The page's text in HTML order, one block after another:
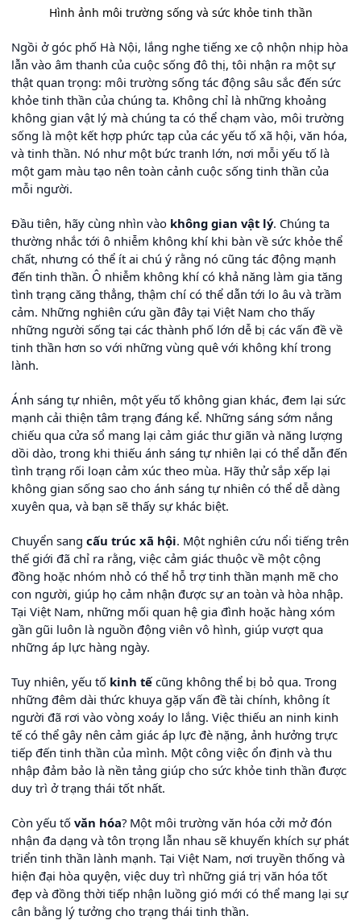
Hình ảnh môi trường sống và sức khỏe tinh thần
Ngồi ở góc phố Hà Nội, lắng nghe tiếng xe cộ nhộn nhịp hòa
lẫn vào âm thanh của cuộc sống đô thị, tôi nhận ra một sự
thật quan trọng: môi trường sống tác động sâu sắc đến sức
khỏe tinh thần của chúng ta. Không chỉ là những khoảng
không gian vật lý mà chúng ta có thể chạm vào, môi trường
sống là một kết hợp phức tạp của các yếu tố xã hội, văn hóa,
và tinh thần. Nó như một bức tranh lớn, nơi mỗi yếu tố là
một gam màu tạo nên toàn cảnh cuộc sống tinh thần của
mỗi người.
Đầu tiên, hãy cùng nhìn vào không gian vật lý. Chúng ta
thường nhắc tới ô nhiễm không khí khi bàn về sức khỏe thể
chất, nhưng có thể ít ai chú ý rằng nó cũng tác động mạnh
đến tinh thần. Ô nhiễm không khí có khả năng làm gia tăng
tình trạng căng thẳng, thậm chí có thể dẫn tới lo âu và trầm
cảm. Những nghiên cứu gần đây tại Việt Nam cho thấy
những người sống tại các thành phố lớn dễ bị các vấn đề về
tinh thần hơn so với những vùng quê với không khí trong
lành.
Ánh sáng tự nhiên, một yếu tố không gian khác, đem lại sức
mạnh cải thiện tâm trạng đáng kể. Những sáng sớm nắng
chiếu qua cửa sổ mang lại cảm giác thư giãn và năng lượng
dồi dào, trong khi thiếu ánh sáng tự nhiên lại có thể dẫn đến
tình trạng rối loạn cảm xúc theo mùa. Hãy thử sắp xếp lại
không gian sống sao cho ánh sáng tự nhiên có thể dễ dàng
xuyên qua, và bạn sẽ thấy sự khác biệt.
Chuyển sang cấu trúc xã hội. Một nghiên cứu nổi tiếng trên
thế giới đã chỉ ra rằng, việc cảm giác thuộc về một cộng
đồng hoặc nhóm nhỏ có thể hỗ trợ tinh thần mạnh mẽ cho
con người, giúp họ cảm nhận được sự an toàn và hòa nhập.
Tại Việt Nam, những mối quan hệ gia đình hoặc hàng xóm
gần gũi luôn là nguồn động viên vô hình, giúp vượt qua
những áp lực hàng ngày.
Tuy nhiên, yếu tố kinh tếcũng không thể bị bỏ qua. Trong
những đêm dài thức khuya gặp vấn đề tài chính, không ít
người đã rơi vào vòng xoáy lo lắng. Việc thiếu an ninh kinh
tế có thể gây nên cảm giác áp lực đè nặng, ảnh hưởng trực
tiếp đến tinh thần của mình. Một công việc ổn định và thu
nhập đảm bảo là nền tảng giúp cho sức khỏe tinh thần được
duy trì ở trạng thái tốt nhất.
Còn yếu tố văn hóa? Một môi trường văn hóa cởi mở đón
nhận đa dạng và tôn trọng lẫn nhau sẽ khuyến khích sự phát
triển tinh thần lành mạnh. Tại Việt Nam, nơi truyền thống và
hiện đại hòa quyện, việc duy trì những giá trị văn hóa tốt
đẹp và đồng thời tiếp nhận luồng gió mới có thể mang lại sự
cân bằng lý tưởng cho trạng thái tinh thần.